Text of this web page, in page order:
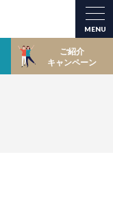
ご紹介
キャンペーン
MENU